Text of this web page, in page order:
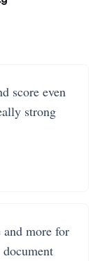
score even
strong
more for